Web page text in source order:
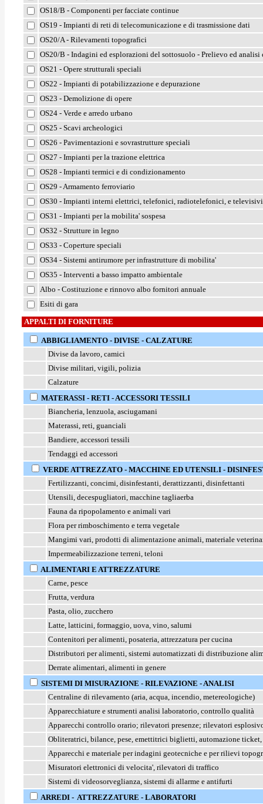
OS18/B - Componenti per facciate continue
OS19 - Impianti di reti di telecomunicazione e di trasmissione dati
OS20/A - Rilevamenti topografici
OS20/B - Indagini ed esplorazioni del sottosuolo - Prelievo ed
OS21 - Opere strutturali speciali
OS22 - Impianti di potabilizzazione e depurazione
OS23 - Demolizione di opere
OS24 - Verde e arredo urbano
OS25 - Scavi archeologici
OS26 - Pavimentazioni e sovrastrutture speciali
OS27 - Impianti per la trazione elettrica
OS28 - Impianti termici e di condizionamento
OS29 - Armamento ferroviario
OS30 - Impianti interni elettrici, telefonici, radiotelefonici, e televisivi
OS31 - Impianti per la mobilita' sospesa
OS32 - Strutture in legno
OS33 - Coperture speciali
OS34 - Sistemi antirumore per infrastrutture di mobilita'
OS35 - Interventi a basso impatto ambientale
Albo - Costituzione e rinnovo albo fornitori annuale
Esiti di gara
APPALTI DI FORNITURE
ABBIGLIAMENTO - DIVISE - CALZATURE
Divise da lavoro, camici
Divise militari, vigili, polizia
Calzature
MATERASSI - RETI - ACCESSORI TESSILI
Biancheria, lenzuola, asciugamani
Materassi, reti, guanciali
Bandiere, accessori tessili
Tendaggi ed accessori
VERDE ATTREZZATO - MACCHINE ED UTENSILI -
Fertilizzanti, concimi, disinfestanti, derattizzanti, disinfettanti
Utensili, decespugliatori, macchine tagliaerba
Fauna da ripopolamento e animali vari
Flora per rimboschimento e terra vegetale
Mangimi vari, prodotti di alimentazione animali, materiale
Impermeabilizzazione terreni, teloni
ALIMENTARI E ATTREZZATURE
Carne, pesce
Frutta, verdura
Pasta, olio, zucchero
Latte, latticini, formaggio, uova, vino, salumi
Contenitori per alimenti, posateria, attrezzatura per cucina
Distributori per alimenti, sistemi automatizzati di distribuzione
Derrate alimentari, alimenti in genere
SISTEMI DI MISURAZIONE - RILEVAZIONE - ANALISI
Centraline di rilevamento (aria, acqua, incendio, metereologiche)
Apparecchiature e strumenti analisi laboratorio, controllo qualità
Apparecchi controllo orario; rilevatori presenze; rilevatori
Obliteratrici, bilance, pese, emettitrici biglietti, automazione
Apparecchi e materiale per indagini geotecniche e per rilievi
Misuratori elettronici di velocita', rilevatori di traffico
Sistemi di videosorveglianza, sistemi di allarme e antifurti
ARREDI - ATTREZZATURE - LABORATORI